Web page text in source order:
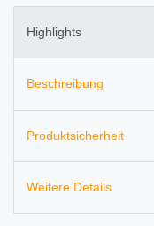
Highlights
Beschreibung
Produktsicherheit
Weitere Details